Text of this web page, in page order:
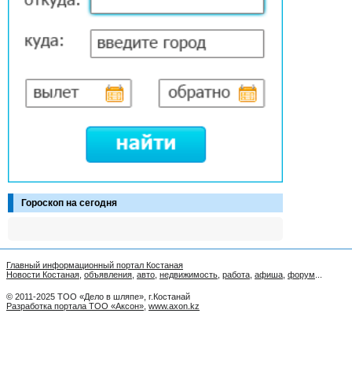
Гороскоп на сегодня
Главный информационный портал Костаная
Новости Костаная объявления авто недвижимость работа афиша форум
© 2011-2025 ТОО «Дело в шляпе», г.Костанай
Разработка портала ТОО «Аксон» www.axon.kz